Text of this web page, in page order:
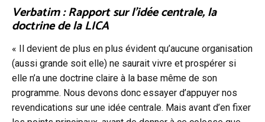
Verbatim : Rapport sur l’idée centrale, la
doctrine de la LICA
« Il devient de plus en plus évident qu’aucune organisation
(aussi grande soit elle) ne saurait vivre et prospérer si
elle n’a une doctrine claire à la base même de son
programme. Nous devons donc essayer d’appuyer nos
revendications sur une idée centrale. Mais avant d’en fixer